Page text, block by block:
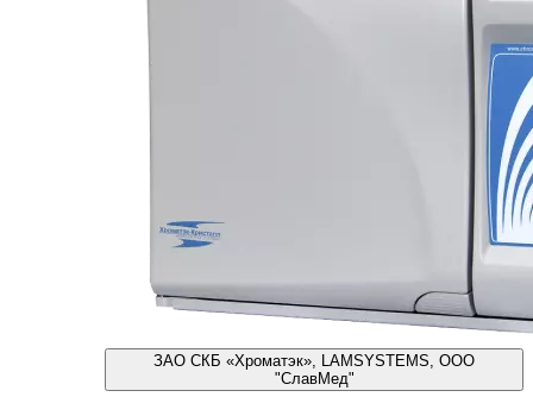
ЗАО СКБ «Хроматэк», LAMSYSTEMS, ООО
"СлавМед"